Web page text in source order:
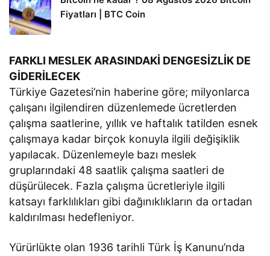
Fiyatları | BTC Coin
FARKLI MESLEK ARASINDAKİ DENGESİZLİK DE
GİDERİLECEK
Türkiye Gazetesi’nin haberine göre; milyonlarca
çalışanı ilgilendiren düzenlemede ücretlerden
çalışma saatlerine, yıllık ve haftalık tatilden esnek
çalışmaya kadar birçok konuyla ilgili değişiklik
yapılacak. Düzenlemeyle bazı meslek
gruplarındaki 48 saatlik çalışma saatleri de
düşürülecek. Fazla çalışma ücretleriyle ilgili
katsayı farklılıkları gibi dağınıklıkların da ortadan
kaldırılması hedefleniyor.
Yürürlükte olan 1936 tarihli Türk İş Kanunu’nda